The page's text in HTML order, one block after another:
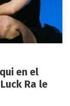
en el
Ra le